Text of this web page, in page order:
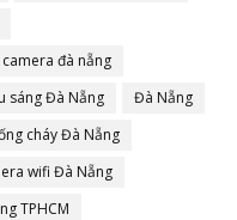
đà nẵng
sáng Đà Nẵng
Đà Nẵng
cháy Đà Nẵng
wifi Đà Nẵng
TPHCM